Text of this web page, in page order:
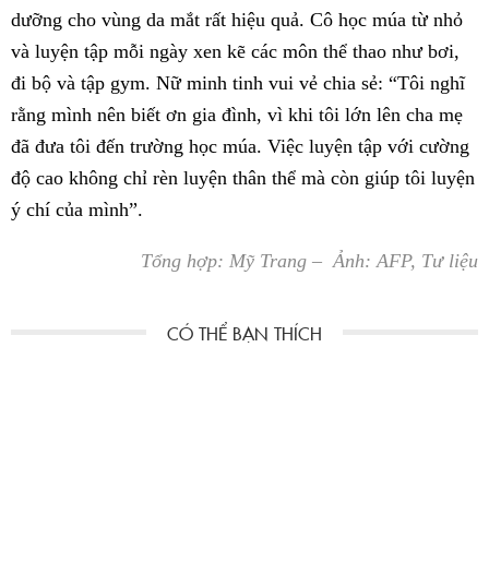
dưỡng cho vùng da mắt rất hiệu quả. Cô học múa từ nhỏ
và luyện tập mỗi ngày xen kẽ các môn thể thao như bơi,
đi bộ và tập gym. Nữ minh tinh vui vẻ chia sẻ: “Tôi nghĩ
rằng mình nên biết ơn gia đình, vì khi tôi lớn lên cha mẹ
đã đưa tôi đến trường học múa. Việc luyện tập với cường
độ cao không chỉ rèn luyện thân thể mà còn giúp tôi luyện
ý chí của mình”.
Tổng hợp: Mỹ Trang – Ảnh: AFP, Tư liệu